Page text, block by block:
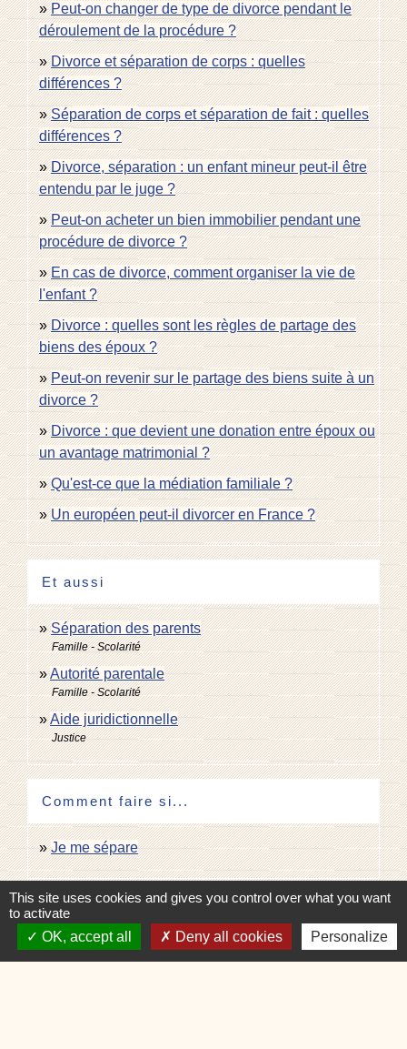
Peut-on changer de type de divorce pendant le
déroulement de la procédure ?
Divorce et séparation de corps : quelles
différences ?
Séparation de corps et séparation de fait : quelles
différences ?
Divorce, séparation : un enfant mineur peut-il être
entendu par le juge ?
Peut-on acheter un bien immobilier pendant une
procédure de divorce ?
En cas de divorce, comment organiser la vie de
l'enfant ?
Divorce : quelles sont les règles de partage des
biens des époux ?
Peut-on revenir sur le partage des biens suite à un
divorce ?
Divorce : que devient une donation entre époux ou
un avantage matrimonial ?
Qu'est-ce que la médiation familiale ?
Un européen peut-il divorcer en France ?
Et aussi
Séparation des parents
Famille - Scolarité
Autorité parentale
Famille - Scolarité
Aide juridictionnelle
Justice
Comment faire si...
Je me sépare
Signaler une erreur sur cette page
This site uses cookies and gives you control over what you want
to activate
OK, accept all
Deny all cookies Personalize